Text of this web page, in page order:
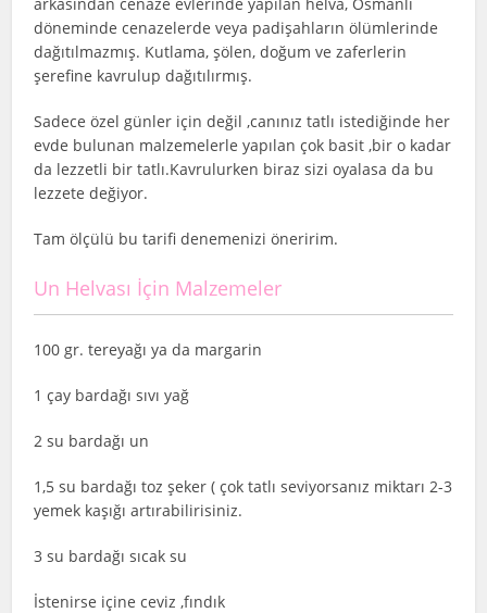
döneminde cenazelerde veya padişahların ölümlerinde
dağıtılmazmış. Kutlama, şölen, doğum ve zaferlerin
şerefine kavrulup dağıtılırmış.
Sadece özel günler için değil ,canınız tatlı istediğinde her
evde bulunan malzemelerle yapılan çok basit ,bir o kadar
da lezzetli bir tatlı.Kavrulurken biraz sizi oyalasa da bu
lezzete değiyor.
Tam ölçülü bu tarifi denemenizi öneririm.
Un Helvası İçin Malzemeler
100 gr. tereyağı ya da margarin
1 çay bardağı sıvı yağ
2 su bardağı un
1,5 su bardağı toz şeker ( çok tatlı seviyorsanız miktarı 2-3
yemek kaşığı artırabilirisiniz.
3 su bardağı sıcak su
İstenirse içine ceviz ,fındık